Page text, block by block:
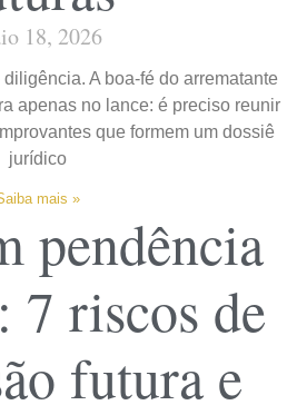
18, 2026
A boa-fé do arrematante
apenas no lance: é preciso reunir
que formem um dossiê
jurídico
mais »
pendência
riscos de
futura e